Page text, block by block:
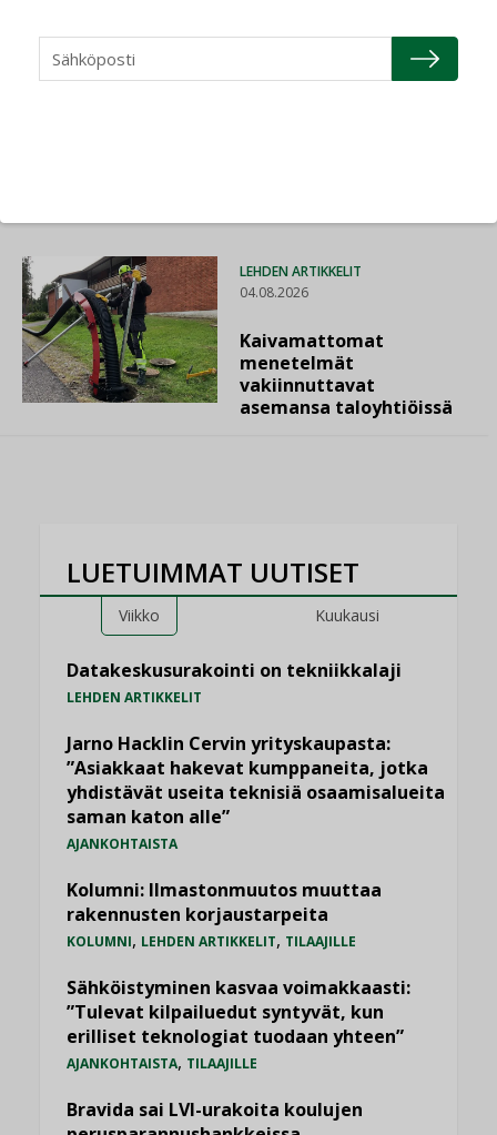
05.08.2026
Sähköistyminen kasvaa
LEHDEN ARTIKKELIT
04.08.2026
Kaivamattomat
menetelmät
vakiinnuttavat
asemansa taloyhtiöissä
LUETUIMMAT UUTISET
Viikko Kuukausi
Datakeskusurakointi on tekniikkalaji
LEHDEN ARTIKKELIT
Jarno Hacklin Cervin yrityskaupasta:
”Asiakkaat hakevat kumppaneita, jotka
yhdistävät useita teknisiä osaamisalueita
saman katon alle”
AJANKOHTAISTA
Kolumni: Ilmastonmuutos muuttaa
rakennusten korjaustarpeita
KOLUMNI, LEHDEN ARTIKKELIT, TILAAJILLE
Sähköistyminen kasvaa voimakkaasti:
”Tulevat kilpailuedut syntyvät, kun
erilliset teknologiat tuodaan yhteen”
AJANKOHTAISTA, TILAAJILLE
Bravida sai LVI-urakoita koulujen